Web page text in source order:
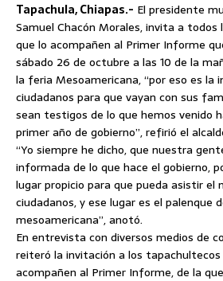
Tapachula, Chiapas.- El presidente
Samuel Chacón Morales, invita a
que lo acompañen al Primer Informe
sábado 26 de octubre a las 10 de la
la feria Mesoamericana, “por eso es la
ciudadanos para que vayan con sus
sean testigos de lo que hemos venido
primer año de gobierno”,refirió el
“Yo siempre he dicho, que nuestra
informada de lo que hace el gobierno,
lugar propicio para que pueda asistir el
ciudadanos, y ese lugar es el palenque
mesoamericana”, anotó.
En entrevista con diversos medios de
reiteró la invitación a los tapachultecos
acompañen al Primer Informe, de la